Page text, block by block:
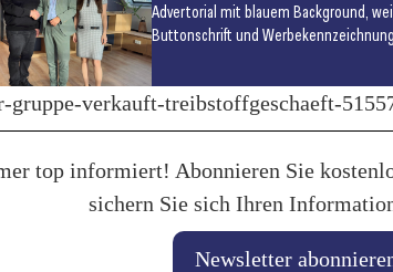
Advertorial mit blauem Background,
Buttonschrift und
gruppe-verkauft-treibstoffgeschaeft-
top informiert! Abonnieren Sie
sichern Sie sich Ihren
Newsletter